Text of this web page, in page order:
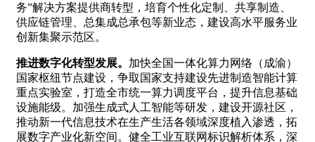
务”解决方案提供商转型，培育个性化定制、共享制造、
供应链管理、总集成总承包等新业态，建设高水平服务业
创新集聚示范区。
推进数字化转型发展。 加快全国一体化算力网络（成渝）
国家枢纽节点建设，争取国家支持建设先进制造智能计算
重点实验室，打造全市统一算力调度平台，提升信息基础
设施能级。加强生成式人工智能等研发，建设开源社区，
推动新一代信息技术在生产生活各领域深度植入渗透，拓
展数字产业化新空间。健全工业互联网标识解析体系，深